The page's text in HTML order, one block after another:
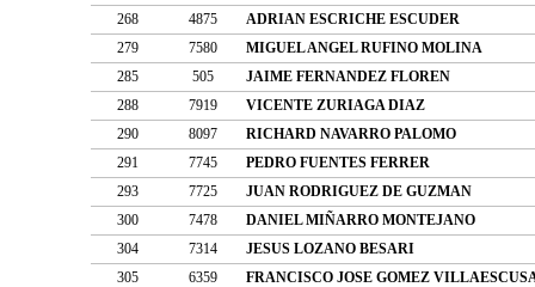
268
4875
ADRIAN ESCRICHE ESCUDER
279
7580
MIGUEL ANGEL RUFINO MOLINA
285
505
JAIME FERNANDEZ FLOREN
288
7919
VICENTE ZURIAGA DIAZ
290
8097
RICHARD NAVARRO PALOMO
291
7745
PEDRO FUENTES FERRER
293
7725
JUAN RODRIGUEZ DE GUZMAN
300
7478
DANIEL MIÑARRO MONTEJANO
304
7314
JESUS LOZANO BESARI
305
6359
FRANCISCO JOSE GOMEZ